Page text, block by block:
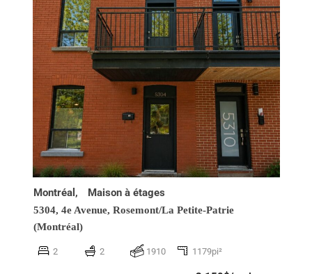
Montréal, Maison à étages
5304, 4e Avenue, Rosemont/La Petite-Patrie
(Montréal)
2 2 1910 1179pi²